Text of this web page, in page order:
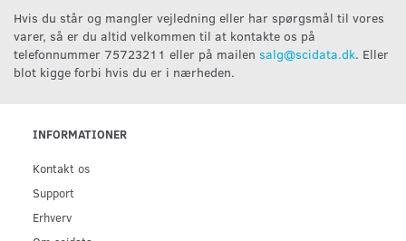
Hvis du står og mangler vejledning eller har spørgsmål til vores
varer, så er du altid velkommen til at kontakte os på
telefonnummer 75723211 eller på mailen salg@scidata.dk. Eller
blot kigge forbi hvis du er i nærheden.
INFORMATIONER
Kontakt os
Support
Erhverv